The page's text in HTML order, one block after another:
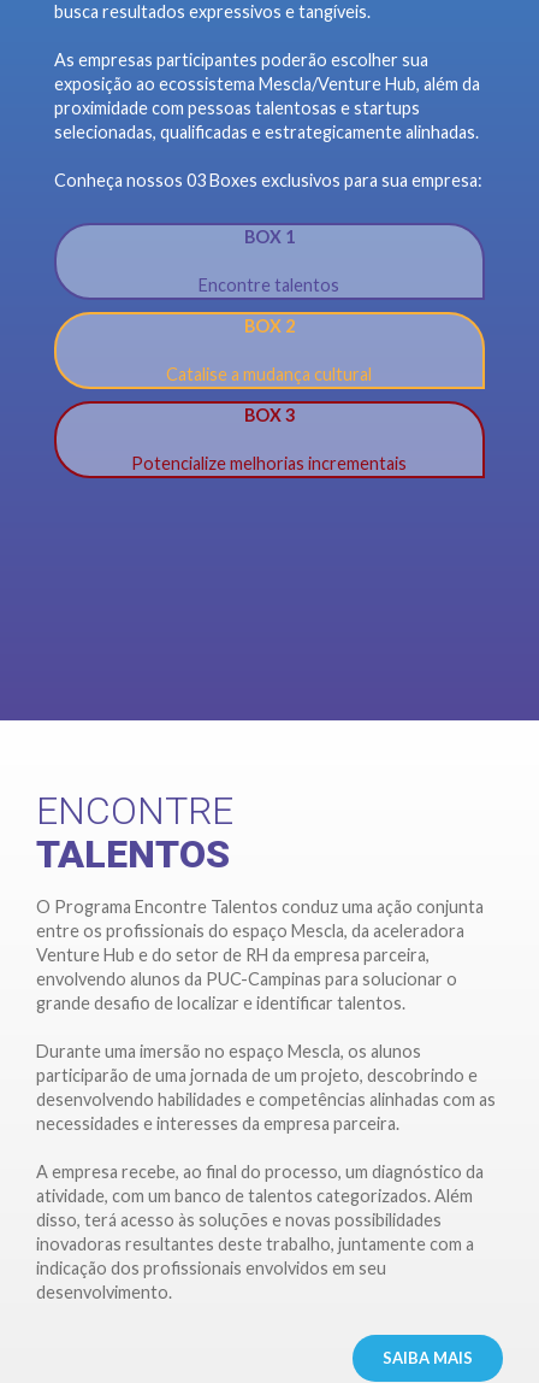
busca resultados expressivos e tangíveis.
As empresas participantes poderão escolher sua
exposição ao ecossistema Mescla/Venture Hub, além da
proximidade com pessoas talentosas e startups
selecionadas, qualificadas e estrategicamente alinhadas.
Conheça nossos 03 Boxes exclusivos para sua empresa:
BOX 1
Encontre talentos
BOX 2
Catalise a mudança cultural
BOX 3
Potencialize melhorias incrementais
ENCONTRE
TALENTOS
O Programa Encontre Talentos conduz uma ação conjunta
entre os profissionais do espaço Mescla, da aceleradora
Venture Hub e do setor de RH da empresa parceira,
envolvendo alunos da PUC-Campinas para solucionar o
grande desafio de localizar e identificar talentos.
Durante uma imersão no espaço Mescla, os alunos
participarão de uma jornada de um projeto, descobrindo e
desenvolvendo habilidades e competências alinhadas com as
necessidades e interesses da empresa parceira.
A empresa recebe, ao final do processo, um diagnóstico da
atividade, com um banco de talentos categorizados. Além
disso, terá acesso às soluções e novas possibilidades
inovadoras resultantes deste trabalho, juntamente com a
indicação dos profissionais envolvidos em seu
desenvolvimento.
SAIBA MAIS